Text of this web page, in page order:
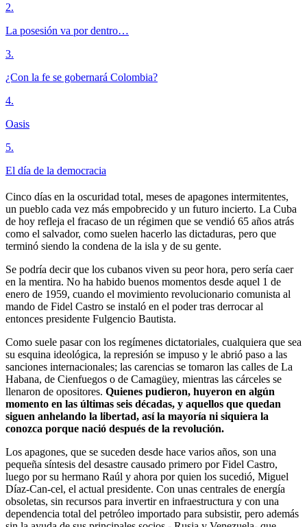
2.
La posesión va por dentro…
3.
¿Con la fe se gobernará Colombia?
4.
Oasis
5.
El día de la democracia
Cinco días en la oscuridad total, meses de apagones intermitentes,
un pueblo cada vez más empobrecido y un futuro incierto. La Cuba
de hoy refleja el fracaso de un régimen que se vendió 65 años atrás
como el salvador, como suelen hacerlo las dictaduras, pero que
terminó siendo la condena de la isla y de su gente.
Se podría decir que los cubanos viven su peor hora, pero sería caer
en la mentira. No ha habido buenos momentos desde aquel 1 de
enero de 1959, cuando el movimiento revolucionario comunista al
mando de Fidel Castro se instaló en el poder tras derrocar al
entonces presidente Fulgencio Bautista.
Como suele pasar con los regímenes dictatoriales, cualquiera que sea
su esquina ideológica, la represión se impuso y le abrió paso a las
sanciones internacionales; las carencias se tomaron las calles de La
Habana, de Cienfuegos o de Camagüey, mientras las cárceles se
llenaron de opositores. Quienes pudieron, huyeron en algún
momento en las últimas seis décadas, y aquellos que quedan
siguen anhelando la libertad, así la mayoría ni siquiera la
conozca porque nació después de la revolución.
Los apagones, que se suceden desde hace varios años, son una
pequeña síntesis del desastre causado primero por Fidel Castro,
luego por su hermano Raúl y ahora por quien los sucedió, Miguel
Díaz-Can-cel, el actual presidente. Con unas centrales de energía
obsoletas, sin recursos para invertir en infraestructura y con una
dependencia total del petróleo importado para subsistir, pero además